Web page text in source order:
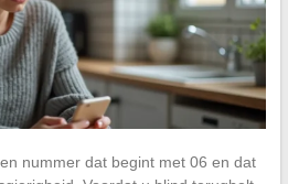
nummer dat begint met 06 en dat